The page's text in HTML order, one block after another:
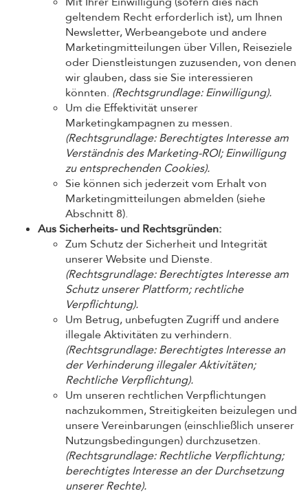
geltendem Recht erforderlich ist), um Ihnen
Newsletter, Werbeangebote und andere
Marketingmitteilungen über Villen, Reiseziele
oder Dienstleistungen zuzusenden, von denen
wir glauben, dass sie Sie interessieren
könnten. (Rechtsgrundlage: Einwilligung).
Um die Effektivität unserer
Marketingkampagnen zu messen.
(Rechtsgrundlage: Berechtigtes Interesse am
Verständnis des Marketing-ROI; Einwilligung
zu entsprechenden Cookies).
Sie können sich jederzeit vom Erhalt von
Marketingmitteilungen abmelden (siehe
Abschnitt 8).
Aus Sicherheits- und Rechtsgründen:
Zum Schutz der Sicherheit und Integrität
unserer Website und Dienste.
(Rechtsgrundlage: Berechtigtes Interesse am
Schutz unserer Plattform; rechtliche
Verpflichtung).
Um Betrug, unbefugten Zugriff und andere
illegale Aktivitäten zu verhindern.
(Rechtsgrundlage: Berechtigtes Interesse an
der Verhinderung illegaler Aktivitäten;
Rechtliche Verpflichtung).
Um unseren rechtlichen Verpflichtungen
nachzukommen, Streitigkeiten beizulegen und
unsere Vereinbarungen (einschließlich unserer
Nutzungsbedingungen) durchzusetzen.
(Rechtsgrundlage: Rechtliche Verpflichtung;
berechtigtes Interesse an der Durchsetzung
unserer Rechte).